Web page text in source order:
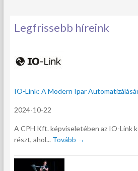
e
b
o
o
k
itt
er
Legfrissebb híreink
IO-Link: A Modern Ipar
2024-10-22
A CPH Kft. képviseletében az IO-Link
részt, ahol... Tovább →